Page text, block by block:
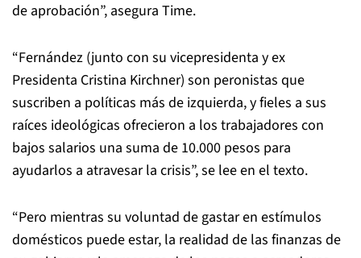
de aprobación”, asegura Time.
“Fernández (junto con su vicepresidenta y ex
Presidenta Cristina Kirchner) son peronistas que
suscriben a políticas más de izquierda, y fieles a sus
raíces ideológicas ofrecieron a los trabajadores con
bajos salarios una suma de 10.000 pesos para
ayudarlos a atravesar la crisis”, se lee en el texto.
“Pero mientras su voluntad de gastar en estímulos
domésticos puede estar, la realidad de las finanzas de